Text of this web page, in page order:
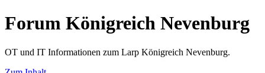
Forum Königreich Nevenburg
OT und IT Informationen zum Larp Königreich Nevenburg.